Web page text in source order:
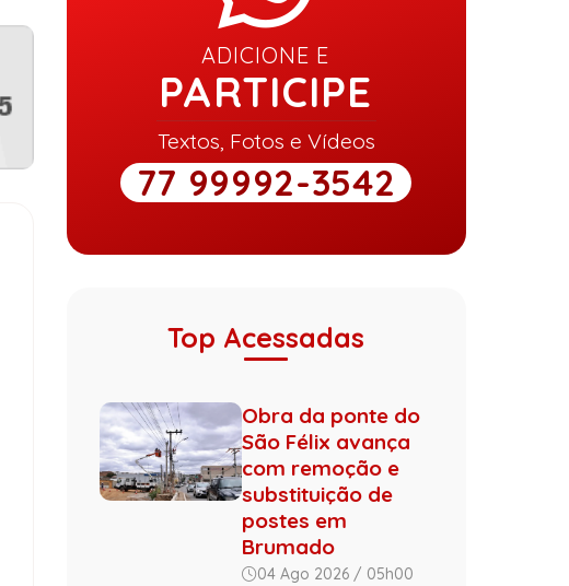
ADICIONE E
PARTICIPE
Textos, Fotos e Vídeos
77 99992-3542
Top Acessadas
Obra da ponte do
São Félix avança
com remoção e
substituição de
postes em
Brumado
04 Ago 2026 / 05h00